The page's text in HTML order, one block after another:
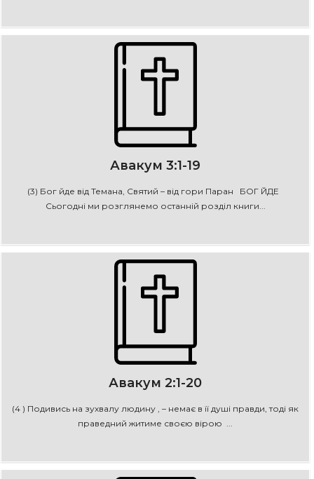
Авакум 3:1-19
(3) Бог йде від Темана, Святий – від гори Паран БОГ ЙДЕ
Сьогодні ми розглянемо останній розділ книги...
Авакум 2:1-20
(4 ) Подивись на зухвалу людину , – немає в її душі правди, тоді як
праведний житиме своєю вірою ...